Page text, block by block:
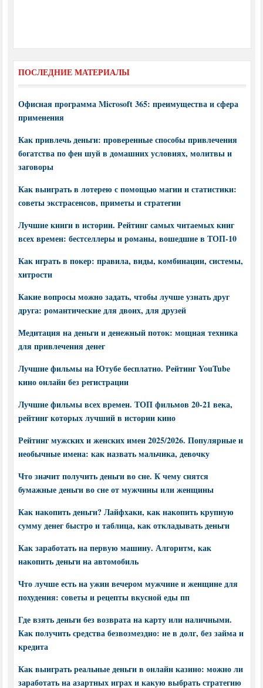
ПОСЛЕДНИЕ МАТЕРИАЛЫ
Офисная программа Microsoft 365: преимущества и сфера
применения
Как привлечь деньги: проверенные способы привлечения
богатства по фен шуй в домашних условиях, молитвы и
заговоры
Как выиграть в лотерею с помощью магии и статистики:
советы экстрасенсов, приметы и стратегии
Лучшие книги в истории. Рейтинг самых читаемых книг
всех времен: бестселлеры и романы, вошедшие в ТОП-10
Как играть в покер: правила, виды, комбинации, системы,
хитрости
Какие вопросы можно задать, чтобы лучше узнать друг
друга: романтические для двоих, для друзей
Медитация на деньги и денежный поток: мощная техника
для привлечения денег
Лучшие фильмы на Ютубе бесплатно. Рейтинг YouTube
кино онлайн без регистрации
Лучшие фильмы всех времен. ТОП фильмов 20-21 века,
рейтинг которых лучший в истории кино
Рейтинг мужских и женских имен 2025/2026. Популярные и
необычные имена: как назвать мальчика, девочку
Что значит получить деньги во сне. К чему снятся
бумажные деньги во сне от мужчины или женщины
Как накопить деньги? Лайфхаки, как накопить крупную
сумму денег быстро и таблица, как откладывать деньги
Как заработать на первую машину. Алгоритм, как
накопить деньги на автомобиль
Что лучше есть на ужин вечером мужчине и женщине для
похудения: советы и рецепты вкусной еды пп
Где взять деньги без возврата на карту или наличными.
Как получить средства безвозмездно: не в долг, без займа и
кредита
Как выиграть реальные деньги в онлайн казино: можно ли
заработать на азартных играх и какую выбрать стратегию